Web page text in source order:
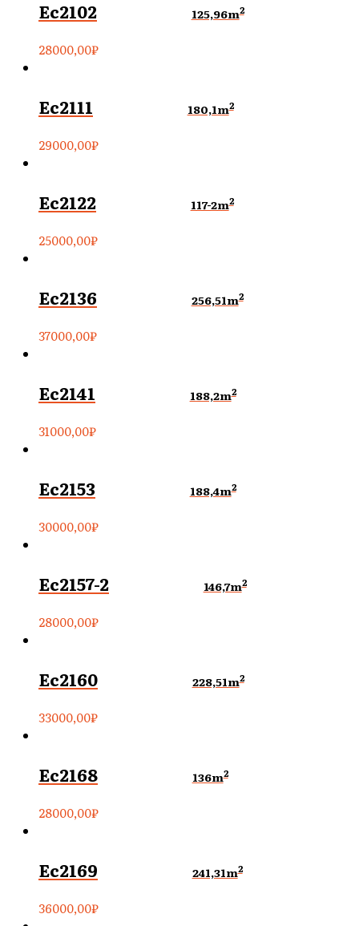
Ec2102 125,96m2
28000,00₽
Ec2111 180,1m2
29000,00₽
Ec2122 117-2m2
25000,00₽
Ec2136 256,51m2
37000,00₽
Ec2141 188,2m2
31000,00₽
Ec2153 188,4m2
30000,00₽
Ec2157-2 146,7m2
28000,00₽
Ec2160 228,51m2
33000,00₽
Ec2168 136m2
28000,00₽
Ec2169 241,31m2
36000,00₽